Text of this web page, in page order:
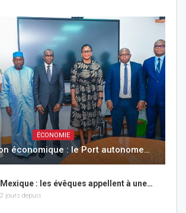
ÉCONOMIE
économique : le Port autonome…
Mexique : les évêques appellent à une…
2 jours depuis